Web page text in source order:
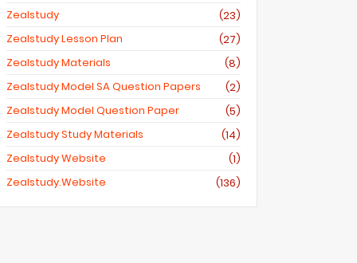
Zealstudy
(23)
Zealstudy Lesson Plan
(27)
Zealstudy Materials
(8)
Zealstudy Model SA Question Papers
(2)
Zealstudy Model Question Paper
(5)
Zealstudy Study Materials
(14)
Zealstudy Website
(1)
Zealstudy.website
(136)